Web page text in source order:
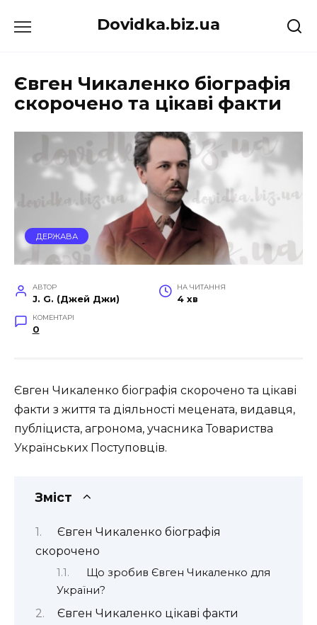
до
Dovidka.biz.ua
Євген Чикаленко біографія
скорочено та цікаві факти
ДЕРЖАВА
АВТОР
J. G. (Джей Джи)
НА ЧИТАННЯ
4 хв
КОМЕНТАРІ
0
Євген Чикаленко біографія скорочено та цікаві
факти з життя та діяльності мецената, видавця,
публіциста, агронома, учасника Товариства
Українських Поступовців.
Зміст
Євген Чикаленко біографія
скорочено
Що зробив Євген Чикаленко для
України?
Євген Чикаленко цікаві факти